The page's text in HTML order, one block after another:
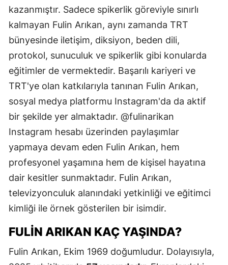
kazanmıştır. Sadece spikerlik göreviyle sınırlı
kalmayan Fulin Arıkan, aynı zamanda TRT
bünyesinde iletişim, diksiyon, beden dili,
protokol, sunuculuk ve spikerlik gibi konularda
eğitimler de vermektedir. Başarılı kariyeri ve
TRT'ye olan katkılarıyla tanınan Fulin Arıkan,
sosyal medya platformu Instagram'da da aktif
bir şekilde yer almaktadır. @fulinarikan
Instagram hesabı üzerinden paylaşımlar
yapmaya devam eden Fulin Arıkan, hem
profesyonel yaşamına hem de kişisel hayatına
dair kesitler sunmaktadır. Fulin Arıkan,
televizyonculuk alanındaki yetkinliği ve eğitimci
kimliği ile örnek gösterilen bir isimdir.
FULIN ARIKAN KAÇ YAŞINDA?
Fulin Arıkan, Ekim 1969 doğumludur. Dolayısıyla,